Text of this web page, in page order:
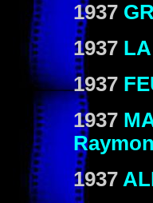
1937
1937
1937
1937
1937